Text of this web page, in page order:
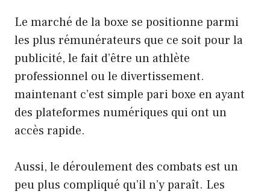
Le marché de la boxe se positionne parmi
les plus rémunérateurs que ce soit pour la
publicité, le fait d’être un athlète
professionnel ou le divertissement.
maintenant c’est simple pari boxe en ayant
des plateformes numériques qui ont un
accès rapide.
Aussi, le déroulement des combats est un
peu plus compliqué qu’il n’y paraît. Les